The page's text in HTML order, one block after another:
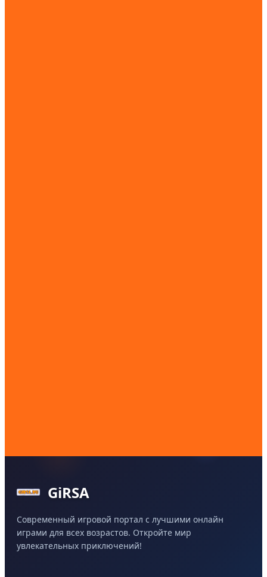
GiRSA
Современный игровой портал с лучшими онлайн
играми для всех возрастов. Откройте мир
увлекательных приключений!